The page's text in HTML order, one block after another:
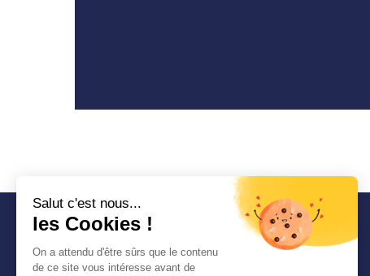
Salut c'est nous...
les Cookies !
On a attendu d'être sûrs que le contenu
de ce site vous intéresse avant de
COMMUNAUTÉ